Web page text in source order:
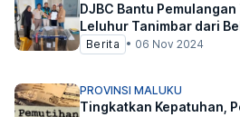
DJBC Bantu
Leluhur Tanimbar dari
Berita • 06 Nov 2024
PROVINSI MALUKU
Tingkatkan Kepatuhan,